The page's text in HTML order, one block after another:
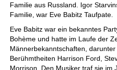
Familie aus Russland. Igor
Familie, war Eve Babitz Taufpate.
Eve Babitz war ein bekanntes
Bohème und hatte im Laufe der
Männerbekanntschaften,
Berühmtheiten Harrison Ford,
Morrison. Den Musiker traf sie im